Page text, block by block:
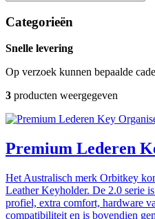
Categorieën
Snelle levering
Op verzoek kunnen bepaalde
3 producten weergegeven
Premium Lederen
Het Australisch merk Orbitkey
Leather Keyholder. De 2.0 serie
profiel, extra comfort, hardware
compatibiliteit en is bovendien